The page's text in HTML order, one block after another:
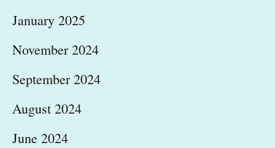
January 2025
November 2024
September 2024
August 2024
June 2024